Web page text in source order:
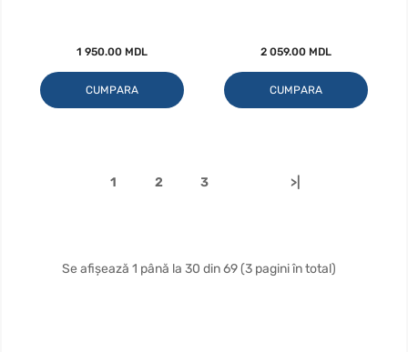
1 950.00 MDL
CUMPARA
2 059.00 MDL
CUMPARA
1 2 3 >|
Se afișează 1 până la 30 din 69 (3 pagini în total)